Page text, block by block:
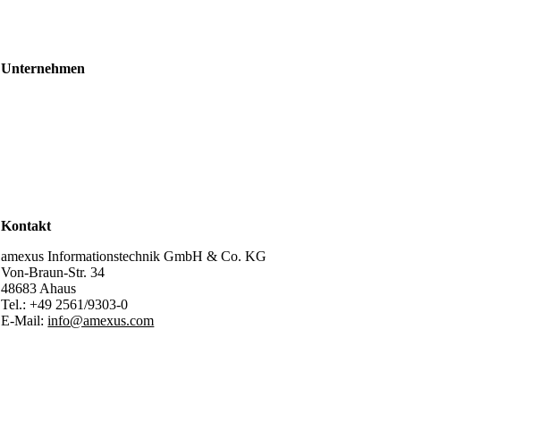
Unternehmen
Kontakt
amexus Informationstechnik GmbH & Co. KG
Von-Braun-Str. 34
48683 Ahaus
Tel.:+49 2561/9303-0
E-Mail:info@amexus.com